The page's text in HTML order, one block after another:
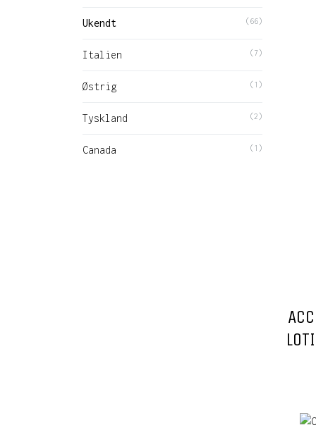
Ukendt (66)
Italien (7)
Østrig (1)
Tyskland (2)
Canada (1)